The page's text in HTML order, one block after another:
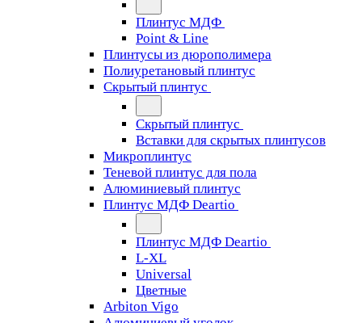
Плинтус МДФ
Point & Line
Плинтусы из дюрополимера
Полиуретановый плинтус
Скрытый плинтус
Скрытый плинтус
Вставки для скрытых плинтусов
Микроплинтус
Теневой плинтус для пола
Алюминиевый плинтус
Плинтус МДФ Deartio
Плинтус МДФ Deartio
L-XL
Universal
Цветные
Arbiton Vigo